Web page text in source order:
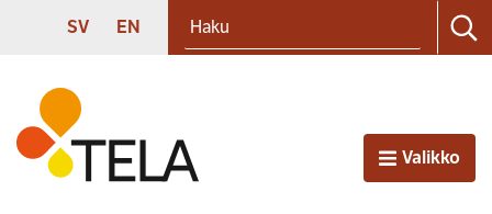
Siirry sisältöön
SVENSKA
SV ENGLISH
EN
Etusivu
AvaaValikko